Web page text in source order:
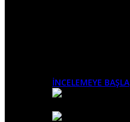
İNCELEMEYE BAŞLA